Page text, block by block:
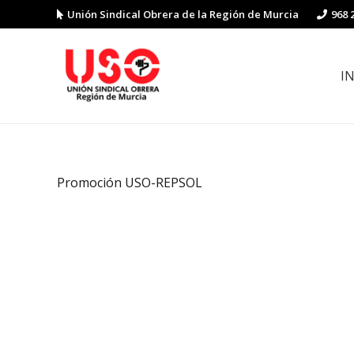
Unión Sindical Obrera de la Región de Murcia 968
Promoción USO-REPSOL